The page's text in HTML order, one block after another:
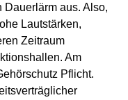
Dauerlärm aus. Also,
Lautstärken,
Zeitraum
Am
Pflicht.